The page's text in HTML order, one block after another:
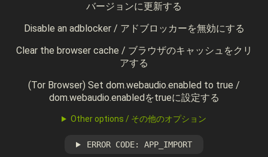
バージョンに更新する
Disable an adblocker / アドブロッカーを無効にする
Clear the browser cache / ブラウザのキャッシュをクリ
アする
(Tor Browser) Set dom.webaudio.enabled to true /
dom.webaudio.enabledをtrueに設定する
Other options / その他のオプション
ERROR CODE: APP_IMPORT